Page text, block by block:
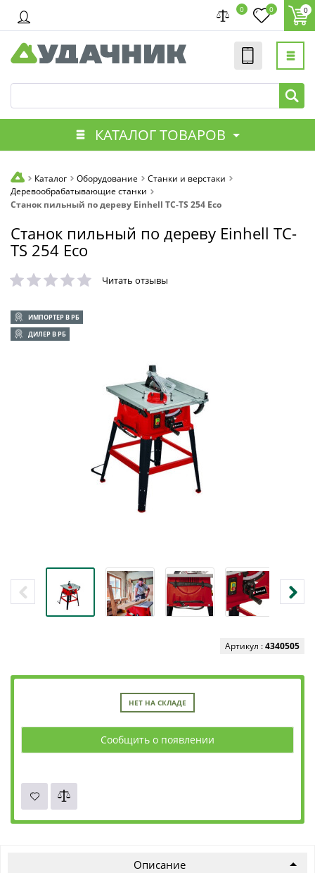
0 0 0
КАТАЛОГ ТОВАРОВ
Каталог Оборудование
Станки и верстаки
Деревообрабатывающие станки
Станок пильный по дереву Einhell TC-TS 254 Eco
Станок пильный по дереву Einhell TC-
TS 254 Eco
Читать отзывы
ИМПОРТЕР В РБ
ДИЛЕР В РБ
Артикул :4340505
НЕТ НА СКЛАДЕ
Сообщить о появлении
Описание